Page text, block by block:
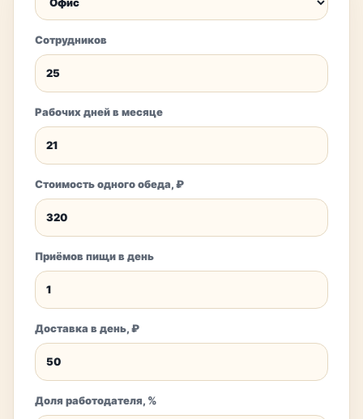
Сотрудников
Рабочих дней в месяце
Стоимость одного обеда, ₽
Приёмов пищи в день
Доставка в день, ₽
Доля работодателя, %